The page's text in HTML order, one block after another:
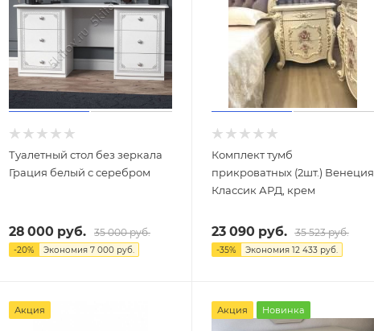
Туалетный стол без зеркала
Грация белый с серебром
28 000 руб. 35 000руб.
-20% Экономия 7 000 руб.
Комплект тумб
прикроватных (2шт.) Венеция
Классик АРД, крем
23 090 руб. 35 523руб.
-35% Экономия 12 433руб.
Акция Акция Новинка